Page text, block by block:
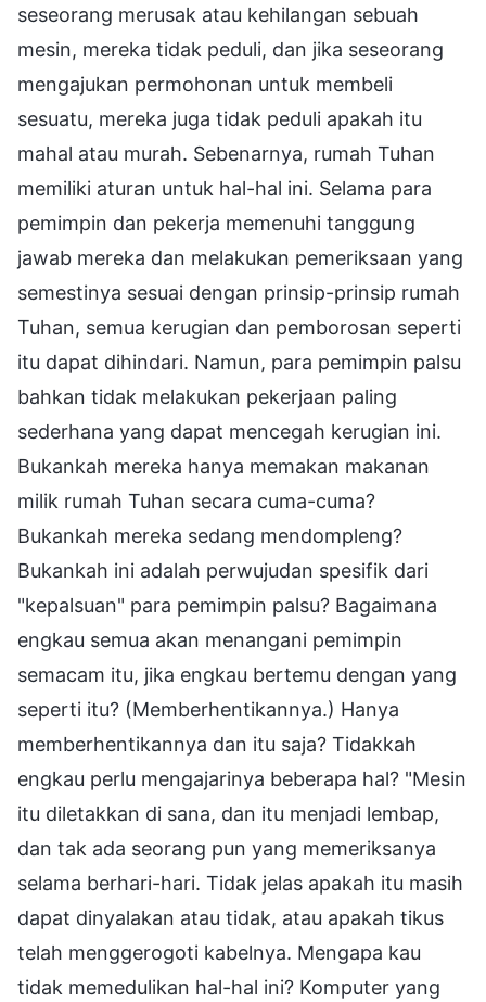
seseorang merusak atau kehilangan sebuah
mesin, mereka tidak peduli, dan jika seseorang
mengajukan permohonan untuk membeli
sesuatu, mereka juga tidak peduli apakah itu
mahal atau murah. Sebenarnya, rumah Tuhan
memiliki aturan untuk hal-hal ini. Selama para
pemimpin dan pekerja memenuhi tanggung
jawab mereka dan melakukan pemeriksaan yang
semestinya sesuai dengan prinsip-prinsip rumah
Tuhan, semua kerugian dan pemborosan seperti
itu dapat dihindari. Namun, para pemimpin palsu
bahkan tidak melakukan pekerjaan paling
sederhana yang dapat mencegah kerugian ini.
Bukankah mereka hanya memakan makanan
milik rumah Tuhan secara cuma-cuma?
Bukankah mereka sedang mendompleng?
Bukankah ini adalah perwujudan spesifik dari
"kepalsuan" para pemimpin palsu? Bagaimana
engkau semua akan menangani pemimpin
semacam itu, jika engkau bertemu dengan yang
seperti itu? (Memberhentikannya.) Hanya
memberhentikannya dan itu saja? Tidakkah
engkau perlu mengajarinya beberapa hal? "Mesin
itu diletakkan di sana, dan itu menjadi lembap,
dan tak ada seorang pun yang memeriksanya
selama berhari-hari. Tidak jelas apakah itu masih
dapat dinyalakan atau tidak, atau apakah tikus
telah menggerogoti kabelnya. Mengapa kau
tidak memedulikan hal-hal ini? Komputer yang